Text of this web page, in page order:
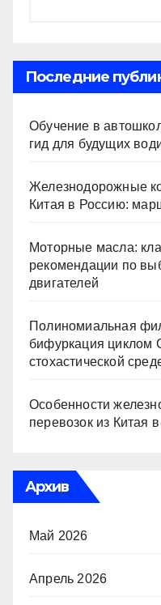
Последние
Обучение в
гид для будущих
Железнодорожные
Китая в Россию:
Моторные масла:
рекомендации по
двигателей
Полиномиальная
бифуркация циклом
стохастической
Особенности
перевозок из Китая
Архив
Май 2026
Апрель 2026